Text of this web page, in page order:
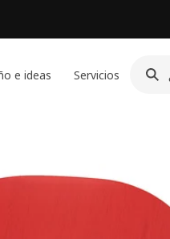
e ideas Servicios